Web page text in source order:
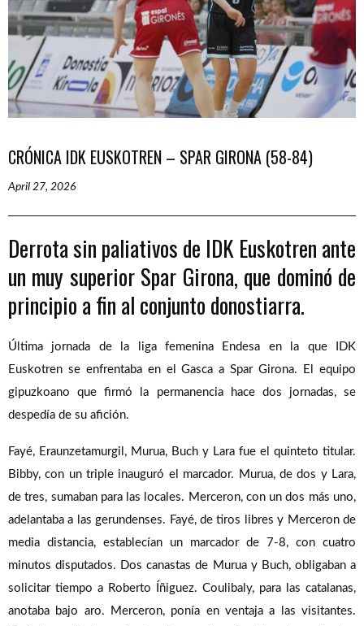
CRÓNICA IDK EUSKOTREN – SPAR GIRONA (58-84)
April 27, 2026
Derrota sin paliativos de IDK Euskotren ante
un muy superior Spar Girona, que dominó de
principio a fin al conjunto donostiarra.
Última jornada de la liga femenina Endesa en la que IDK
Euskotren se enfrentaba en el Gasca a Spar Girona. El equipo
gipuzkoano que firmó la permanencia hace dos jornadas, se
despedía de su afición.
Fayé, Eraunzetamurgil, Murua, Buch y Lara fue el quinteto titular.
Bibby, con un triple inauguró el marcador. Murua, de dos y Lara,
de tres, sumaban para las locales. Merceron, con un dos más uno,
adelantaba a las gerundenses. Fayé, de tiros libres y Merceron de
media distancia, establecían un marcador de 7-8, con cuatro
minutos disputados. Dos canastas de Murua y Buch, obligaban a
solicitar tiempo a Roberto Íñiguez. Coulibaly, para las catalanas,
anotaba bajo aro. Merceron, ponía en ventaja a las visitantes.